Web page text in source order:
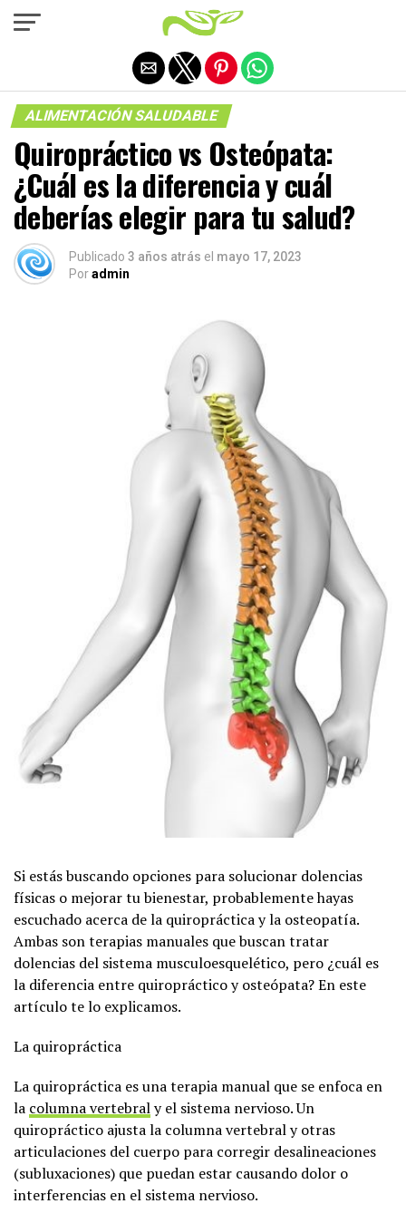
ALIMENTACIÓN SALUDABLE
Quiropráctico vs Osteópata:
¿Cuál es la diferencia y cuál
deberías elegir para tu salud?
Publicado 3 años atrás el mayo 17, 2023
Poradmin
Si estás buscando opciones para solucionar dolencias
físicas o mejorar tu bienestar, probablemente hayas
escuchado acerca de la quiropráctica y la osteopatía.
Ambas son terapias manuales que buscan tratar
dolencias del sistema musculoesquelético, pero ¿cuál es
la diferencia entre quiropráctico y osteópata? En este
artículo te lo explicamos.
La quiropráctica
La quiropráctica es una terapia manual que se enfoca en
la columna vertebraly el sistema nervioso. Un
quiropráctico ajusta la columna vertebral y otras
articulaciones del cuerpo para corregir desalineaciones
(subluxaciones) que puedan estar causando dolor o
interferencias en el sistema nervioso.
Salir de la versión móvil